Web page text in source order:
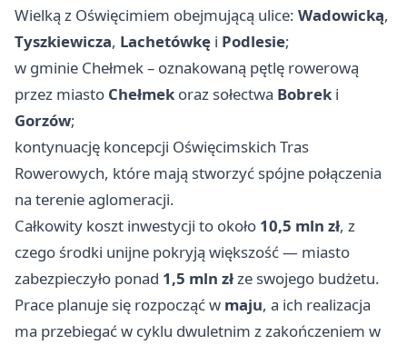
Wielką z Oświęcimiem obejmującą ulice: Wadowicką,
Tyszkiewicza, Lachetówkę i Podlesie;
w gminie Chełmek – oznakowaną pętlę rowerową
przez miasto Chełmek oraz sołectwa Bobrek i
Gorzów;
kontynuację koncepcji Oświęcimskich Tras
Rowerowych, które mają stworzyć spójne połączenia
na terenie aglomeracji.
Całkowity koszt inwestycji to około 10,5 mln zł, z
czego środki unijne pokryją większość — miasto
zabezpieczyło ponad 1,5 mln złze swojego budżetu.
Prace planuje się rozpocząć w maju, a ich realizacja
ma przebiegać w cyklu dwuletnim z zakończeniem w